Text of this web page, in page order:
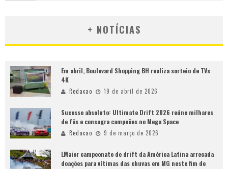
+ NOTÍCIAS
Em abril, Boulevard Shopping BH realiza sorteio de TVs
4K
Redacao 19 de abril de 2026
Sucesso absoluto: Ultimate Drift 2026 reúne milhares
de fãs e consagra campeões no Mega Space
Redacao 9 de março de 2026
LMaior campeonato de drift da América Latina arrecada
doações para vítimas das chuvas em MG neste fim de